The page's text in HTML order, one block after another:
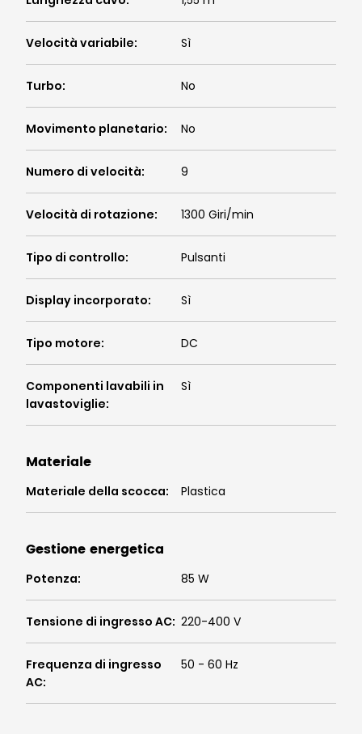
Velocità variabile: Sì
Turbo: No
Movimento planetario: No
Numero di velocità: 9
Velocità di rotazione: 1300 Giri/min
Tipo di controllo: Pulsanti
Display incorporato: Sì
Tipo motore: DC
Componenti lavabili in
lavastoviglie:
Sì
Materiale
Materiale della scocca: Plastica
Gestione energetica
Potenza: 85 W
Tensione di ingresso AC: 220-400 V
Frequenza di ingresso
AC:
50 - 60 Hz